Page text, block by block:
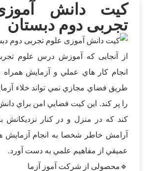
کیت دانش
تجربی دوم دبستان
از آنجایی که آموزش درس علوم
انجام كار هاي عملي و آزمايش همراه
طريق فضاي مجازي نمي تواند خلاء
را پر كند. اين كيت فضايي امن براي
كند كه در منزل و در كنار نزديكانش
آرامش خاطر شخصا به انجام آزمايش
عميقي از مفاهيم علمي به دست آورد.
🔹محصولی از شرکت آموز آزما